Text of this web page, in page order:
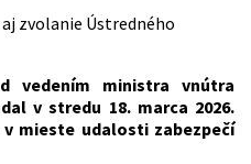
zvolanie Ústredného
vedením ministra vnútra
v stredu 18. marca 2026.
mieste udalosti zabezpečí